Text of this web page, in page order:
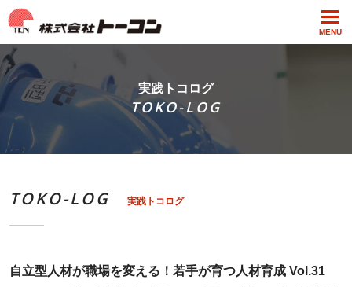
MENU
実践トコログ
TOKO-LOG
TOKO-LOG 実践トコログ
自立型人材が職場を変える！若手が育つ人材育成 Vol.31